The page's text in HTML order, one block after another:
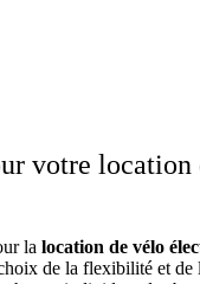
votre location
la location de vélo
de la flexibilité et de